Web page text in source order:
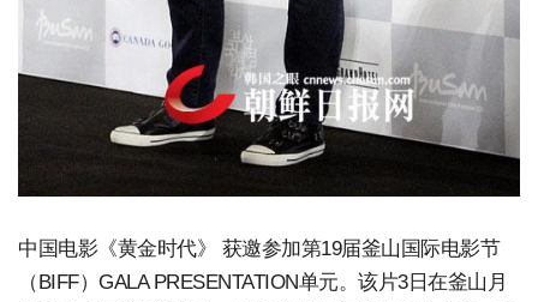
中国电影《黄金时代》 获邀参加第19届釜山国际电影节
（BIFF）GALA PRESENTATION单元。该片3日在釜山月